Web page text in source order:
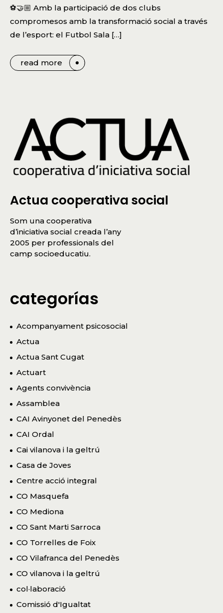
⚽🤝🏼 Amb la participació de dos clubs
compromesos amb la transformació social a través
de l’esport: el Futbol Sala […]
read more
Actua cooperativa social
Som una cooperativa
d’iniciativa social creada l’any
2005 per professionals del
camp socioeducatiu.
categorías
Acompanyament psicosocial
Actua
Actua Sant Cugat
Actuart
Agents convivència
Assamblea
CAI Avinyonet del Penedès
CAI Ordal
Cai vilanova i la geltrú
Casa de Joves
Centre acció integral
CO Masquefa
CO Mediona
CO Sant Marti Sarroca
CO Torrelles de Foix
CO Vilafranca del Penedès
CO vilanova i la geltrú
col·laboració
Comissió d'Igualtat